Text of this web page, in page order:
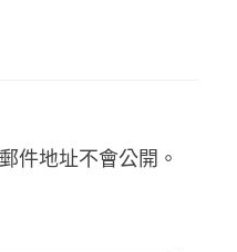
件地址不會公開。